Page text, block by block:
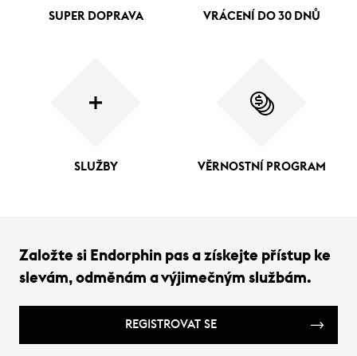
SUPER DOPRAVA VRÁCENÍ DO 30 DNŮ
SLUŽBY VĚRNOSTNÍ PROGRAM
Založte si Endorphin pas a získejte přístup ke
slevám, odměnám a výjimečným službám.
REGISTROVAT SE